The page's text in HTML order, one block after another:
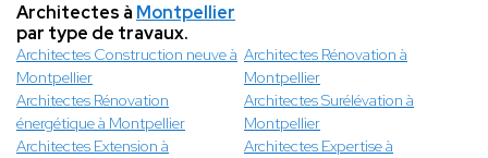
Architectes à Montpellier
par type de travaux.
Architectes Construction neuve à
Montpellier
Architectes Rénovation à
Montpellier
Architectes Rénovation
énergétique à Montpellier
Architectes Surélévation à
Montpellier
Architectes Extension à
Architectes Expertise à